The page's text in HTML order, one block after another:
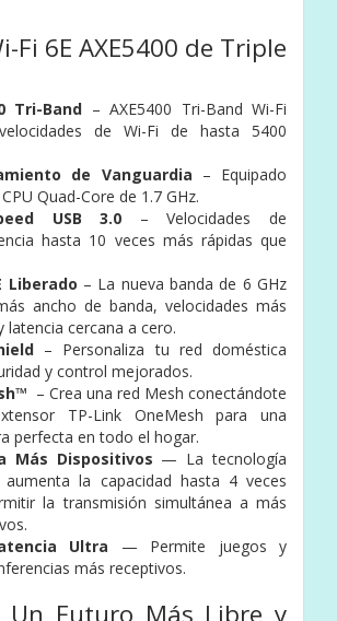
Fi 6E AXE5400 de Triple
Tri-Band – AXE5400 Tri-Band Wi-Fi
de Wi-Fi de hasta 5400
de Vanguardia – Equipado
Quad-Core de 1.7 GHz.
USB 3.0 – Velocidades de
hasta 10 veces más rápidas que
Liberado – La nueva banda de 6 GHz
ancho de banda, velocidades más
latencia cercana a cero.
– Personaliza tu red doméstica
y control mejorados.
– Crea una red Mesh conectándote
TP-Link OneMesh para una
perfecta en todo el hogar.
Más Dispositivos — La tecnología
aumenta la capacidad hasta 4 veces
la transmisión simultánea a más
Ultra — Permite juegos y
más receptivos.
Un Futuro Más Libre y